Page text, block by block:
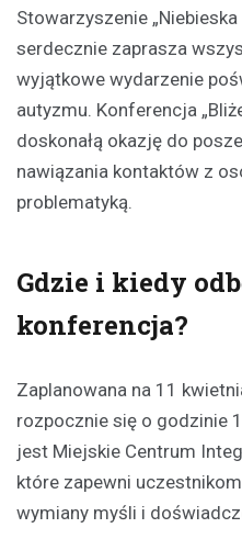
Stowarzyszenie
serdecznie zaprasza
wyjątkowe wydarzenie
autyzmu. Konferencja
doskonałą okazję do
nawiązania kontaktów z
problematyką.
Gdzie i kiedy
konferencja?
Zaplanowana na 11
rozpocznie się o godzinie
jest Miejskie Centrum
które zapewni
wymiany myśli i